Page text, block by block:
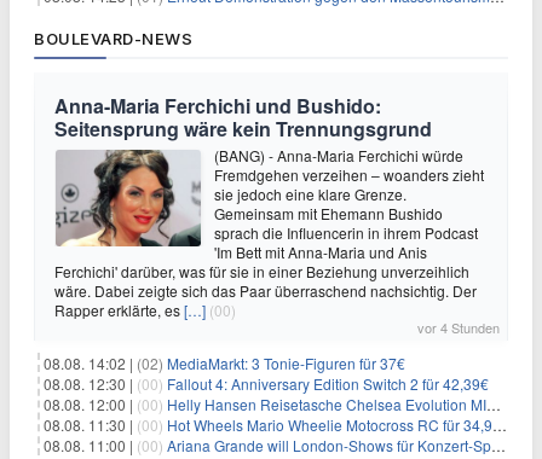
BOULEVARD-NEWS
Anna-Maria Ferchichi und Bushido:
Seitensprung wäre kein Trennungsgrund
(BANG) - Anna-Maria Ferchichi würde
Fremdgehen verzeihen – woanders zieht
sie jedoch eine klare Grenze.
Gemeinsam mit Ehemann Bushido
sprach die Influencerin in ihrem Podcast
'Im Bett mit Anna-Maria und Anis
Ferchichi' darüber, was für sie in einer Beziehung unverzeihlich
wäre. Dabei zeigte sich das Paar überraschend nachsichtig. Der
Rapper erklärte, es[…] (00)
vor 4 Stunden
08.08. 14:02 | (02) MediaMarkt: 3 Tonie-Figuren für 37€
08.08. 12:30 | (00) Fallout 4: Anniversary Edition Switch 2 für 42,39€
08.08. 12:00 | (00) Helly Hansen Reisetasche Chelsea Evolution MID 54L für 29,99€
08.08. 11:30 | (00) Hot Wheels Mario Wheelie Motocross RC für 34,99€
08.08. 11:00 | (00) Ariana Grande will London-Shows für Konzert-Special filmen